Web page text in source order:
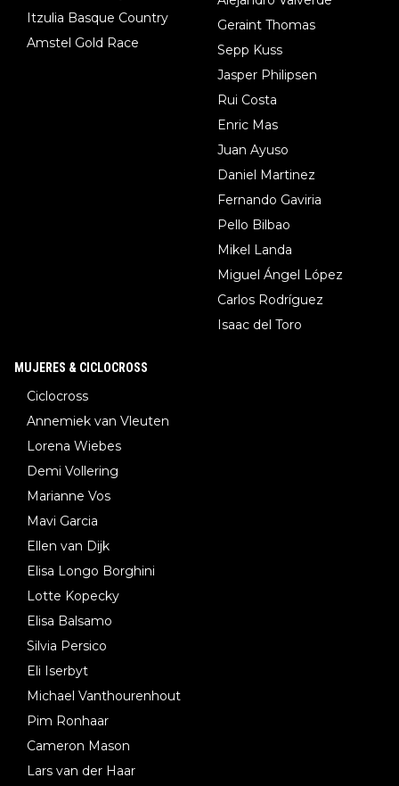
Itzulia Basque Country
Amstel Gold Race
Geraint Thomas
Sepp Kuss
Jasper Philipsen
Rui Costa
Enric Mas
Juan Ayuso
Daniel Martinez
Fernando Gaviria
Pello Bilbao
Mikel Landa
Miguel Ángel López
Carlos Rodríguez
Isaac del Toro
MUJERES & CICLOCROSS
Ciclocross
Annemiek van Vleuten
Lorena Wiebes
Demi Vollering
Marianne Vos
Mavi Garcia
Ellen van Dijk
Elisa Longo Borghini
Lotte Kopecky
Elisa Balsamo
Silvia Persico
Eli Iserbyt
Michael Vanthourenhout
Pim Ronhaar
Cameron Mason
Lars van der Haar